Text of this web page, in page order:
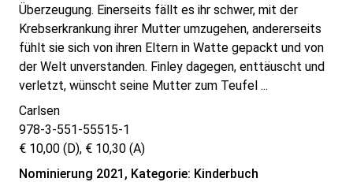
Überzeugung. Einerseits fällt es ihr schwer, mit der
Krebserkrankung ihrer Mutter umzugehen, andererseits
fühlt sie sich von ihren Eltern in Watte gepackt und von
der Welt unverstanden. Finley dagegen, enttäuscht und
verletzt, wünscht seine Mutter zum Teufel ...
Carlsen
978-3-551-55515-1
€ 10,00 (D), € 10,30 (A)
Nominierung 2021, Kategorie: Kinderbuch